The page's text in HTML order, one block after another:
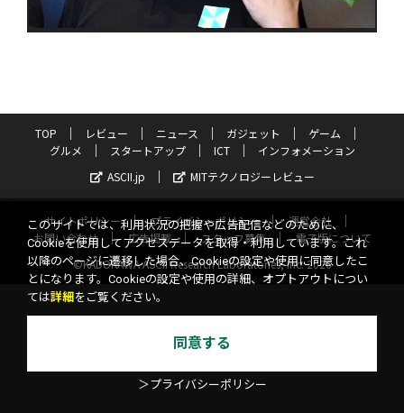
TOP レビュー ニュース ガジェット
ゲーム
グルメ
スタートアップ ICT
インフォメーション
ASCII.jp
MITテクノロジーレビュー
サイトポリシー プライバシーポリシー
運営会社
お問い合わせ
広告掲載 スタッフ募集
電子版について
©KADOKAWA ASCII Research Laboratories, Inc. 2026
このサイトでは、利用状況の把握や広告配信などのために、
Cookieを使用してアクセスデータを取得・利用しています。これ
以降のページに遷移した場合、Cookieの設定や使用に同意したこ
とになります。Cookieの設定や使用の詳細、オプトアウトについ
ては詳細 をご覧ください。
同意する
＞プライバシーポリシー